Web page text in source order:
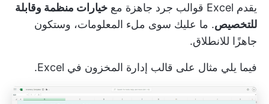
يقدم Excel قوالب جرد جاهزة مع
خيارات منظمة وقابلة
للتخصيص. ما عليك سوى ملء المعلومات، وستكون
جاهزًا للانطلاق.
فيما يلي مثال على قالب إدارة المخزون في Excel.